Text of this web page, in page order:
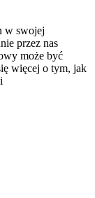
w swojej
przez nas
może być
więcej o tym, jak